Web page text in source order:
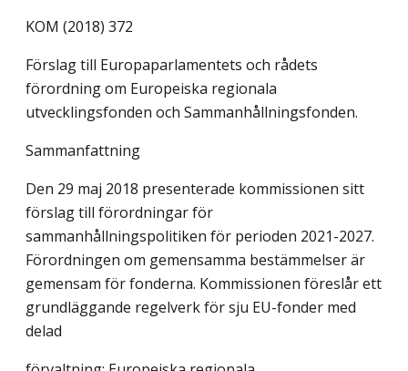
KOM (2018) 372
Förslag till Europaparlamentets och rådets
förordning om Europeiska regionala
utvecklingsfonden och Sammanhållningsfonden.
Sammanfattning
Den 29 maj 2018 presenterade kommissionen sitt
förslag till förordningar för
sammanhållningspolitiken för perioden 2021-2027.
Förordningen om gemensamma bestämmelser är
gemensam för fonderna. Kommissionen föreslår ett
grundläggande regelverk för sju EU-fonder med
delad